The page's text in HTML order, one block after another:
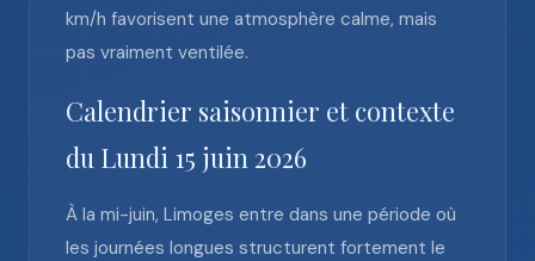
km/h favorisent une atmosphère calme, mais
pas vraiment ventilée.
Calendrier saisonnier et contexte
du Lundi 15 juin 2026
À la mi-juin, Limoges entre dans une période où
les journées longues structurent fortement le